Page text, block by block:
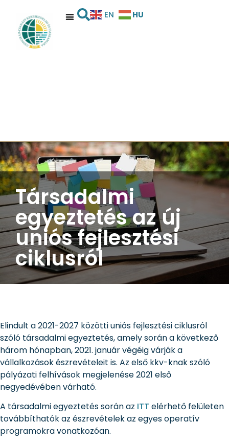
EN HU
Társadalmi
egyeztetés az új
uniós fejlesztési
ciklusról
Elindult a 2021-2027 közötti uniós fejlesztési ciklusról
szóló társadalmi egyeztetés, amely során a következő
három hónapban, 2021. január végéig várják a
vállalkozások észrevételeit is. Az első kkv-knak szóló
pályázati felhívások megjelenése 2021 első
negyedévében várható.
A társadalmi egyeztetés során az ITT elérhető felületen
továbbíthatók az észrevételek az egyes operatív
programokra vonatkozóan.